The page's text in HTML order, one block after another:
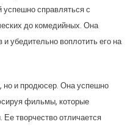
справляться с
до комедийных. Она
убедительно воплотить его на
но и продюсер. Она успешно
фильмы, которые
Ее творчество отличается